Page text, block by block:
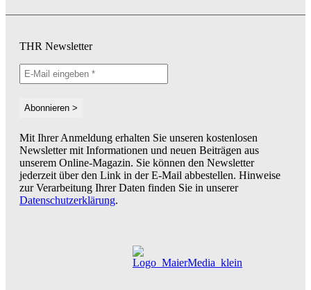
THR Newsletter
Mit Ihrer Anmeldung erhalten Sie unseren kostenlosen
Newsletter mit Informationen und neuen Beiträgen aus
unserem Online-Magazin. Sie können den Newsletter
jederzeit über den Link in der E-Mail abbestellen. Hinweise
zur Verarbeitung Ihrer Daten finden Sie in unserer
Datenschutzerklärung.